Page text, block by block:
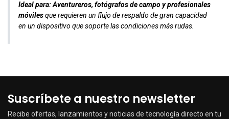
Ideal para:Aventureros, fotógrafos de campo y profesionales
móvilesque requieren un flujo de respaldo de gran capacidad
en un dispositivo que soporte las condiciones más rudas.
Suscríbete a nuestro newsletter
Recibe ofertas, lanzamientos y noticias de tecnología directo en tu